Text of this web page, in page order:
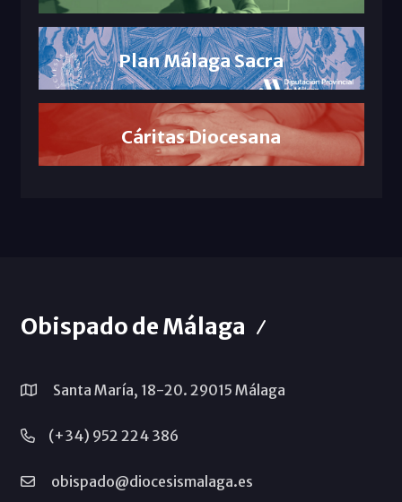
Plan Málaga Sacra
Cáritas Diocesana
Obispado de Málaga
Santa María, 18-20. 29015 Málaga
(+34) 952 224 386
obispado@diocesismalaga.es